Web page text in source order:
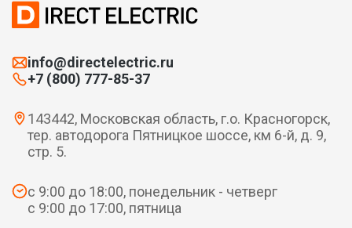
info@directelectric.ru
+7 (800) 777-85-37
143442, Московская область, г.о. Красногорск,
тер. автодорога Пятницкое шоссе, км 6-й, д. 9,
стр. 5.
с 9:00 до 18:00, понедельник - четверг
с 9:00 до 17:00, пятница